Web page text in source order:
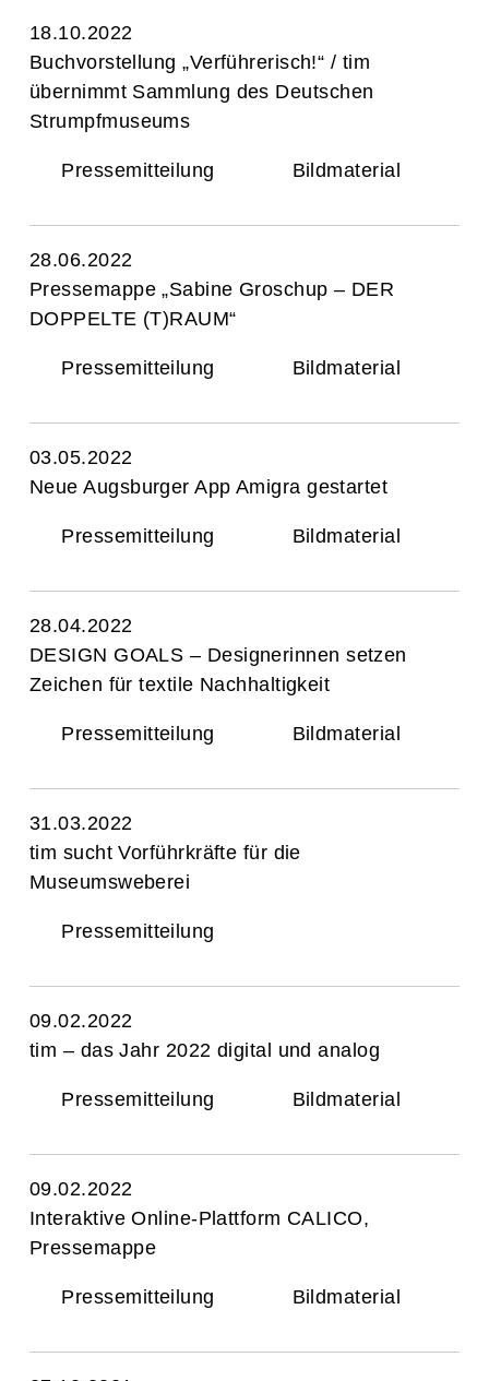
18.10.2022
Buchvorstellung „Verführerisch!“ / tim
übernimmt Sammlung des Deutschen
Strumpfmuseums
Pressemitteilung Bildmaterial
28.06.2022
Pressemappe „Sabine Groschup – DER
DOPPELTE (T)RAUM“
Pressemitteilung Bildmaterial
03.05.2022
Neue Augsburger App Amigra gestartet
Pressemitteilung Bildmaterial
28.04.2022
DESIGN GOALS – Designerinnen setzen
Zeichen für textile Nachhaltigkeit
Pressemitteilung Bildmaterial
31.03.2022
tim sucht Vorführkräfte für die
Museumsweberei
Pressemitteilung
09.02.2022
tim – das Jahr 2022 digital und analog
Pressemitteilung Bildmaterial
09.02.2022
Interaktive Online-Plattform CALICO,
Pressemappe
Pressemitteilung Bildmaterial